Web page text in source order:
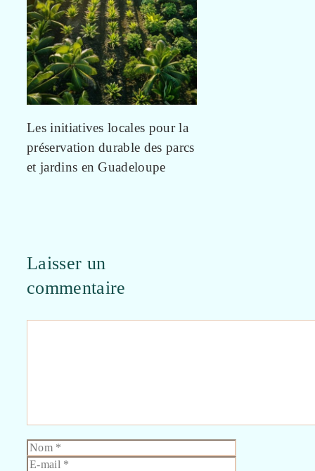
Les initiatives locales pour la
préservation durable des parcs
et jardins en Guadeloupe
Laisser un
commentaire
Nom
E-